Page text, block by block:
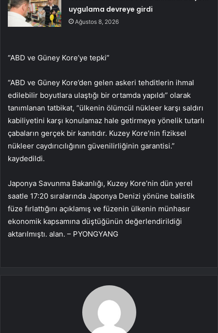
uygulama devreye girdi
Ağustos 8, 2026
“ABD ve Güney Kore’ye tepki”
“ABD ve Güney Kore’den gelen askeri tehditlerin ihmal
edilebilir boyutlara ulaştığı bir ortamda yapıldı” olarak
tanımlanan tatbikat, “ülkenin ölümcül nükleer karşı saldırı
kabiliyetini karşı konulamaz hale getirmeye yönelik tutarlı
çabaların gerçek bir kanıtıdır. Kuzey Kore’nin fiziksel
nükleer caydırıcılığının güvenilirliğinin garantisi.”
kaydedildi.
Japonya Savunma Bakanlığı, Kuzey Kore’nin dün yerel
saatle 17:20 sıralarında Japonya Denizi yönüne balistik
füze fırlattığını açıklamış ve füzenin ülkenin münhasır
ekonomik kapsamına düştüğünün değerlendirildiği
aktarılmıştı. alan. – PYONGYANG